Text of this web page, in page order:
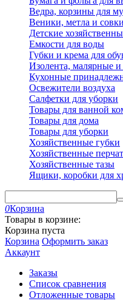
Ведра, корзины для
Веники, метла и совки
Детские
Емкости для воды
Губки и крема для
Изолента, малярные и
Кухонные
Освежители воздуха
Салфетки для уборки
Товары для ванной
Товары для дома
Товары для уборки
Хозяйственные губки
Хозяйственные
Хозяйственные тазы
Ящики, коробки для
0Корзина
Товары в корзине:
Корзина пуста
Корзина Оформить заказ
Аккаунт
Заказы
Список сравнения
Отложенные товары